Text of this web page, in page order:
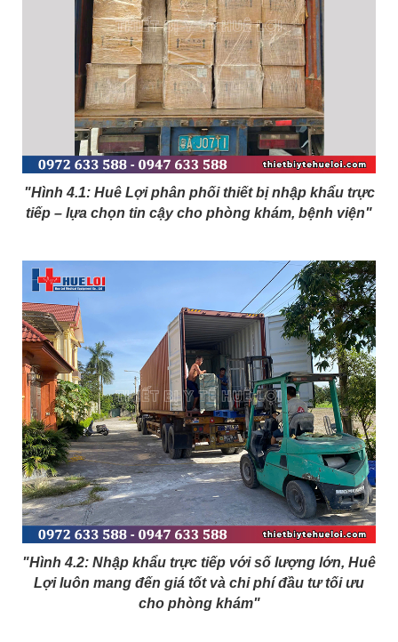
"Hình 4.1: Huê Lợi phân phối thiết bị nhập khẩu trực
tiếp – lựa chọn tin cậy cho phòng khám, bệnh viện"
"Hình 4.2: Nhập khẩu trực tiếp với số lượng lớn, Huê
Lợi luôn mang đến giá tốt và chi phí đầu tư tối ưu
cho phòng khám"